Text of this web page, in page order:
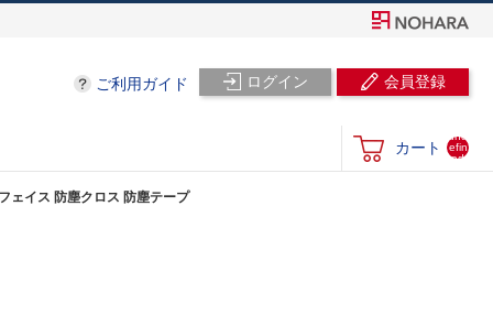
ログイン 会員登録
ご利用ガイド
カート
und
efin
ed
ェイス 防塵クロス 防塵テープ